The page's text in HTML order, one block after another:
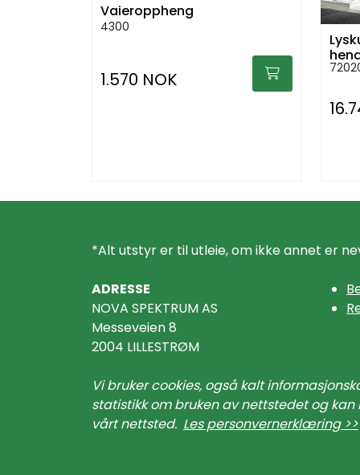
Vaieroppheng
4300
1.570 NOK
*Alt utstyr er til utleie, om ikke annet er
ADRESSE
NOVA SPEKTRUM AS
Messeveien 8
2004 LILLESTRØM
Vi bruker cookies, også kalt
statistikk om bruken av nettstedet og
vårt nettsted. Les personvernerklæring >>